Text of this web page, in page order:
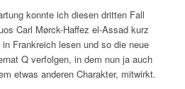
konnte ich diesen dritten Fall
Carl Mørck-Haffez el-Assad kurz
Frankreich lesen und so die neue
Q verfolgen, in dem nun ja auch
etwas anderen Charakter, mitwirkt.